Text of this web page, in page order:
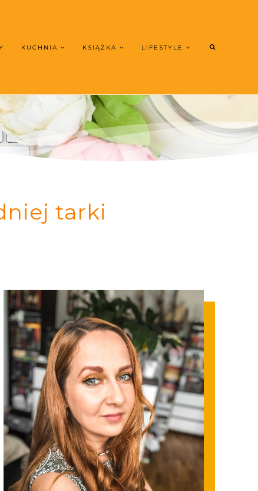
KUCHNIA KSIĄŻKA LIFESTYLE
tarki